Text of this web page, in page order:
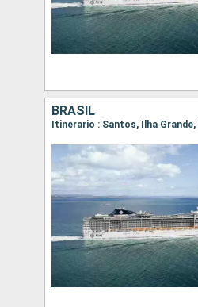
BRASIL
Itinerario : Santos, Ilha